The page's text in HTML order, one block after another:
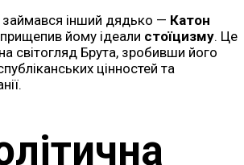
інший дядько — Катон
йому ідеали стоїцизму. Це
світогляд Брута, зробивши його
цінностей та